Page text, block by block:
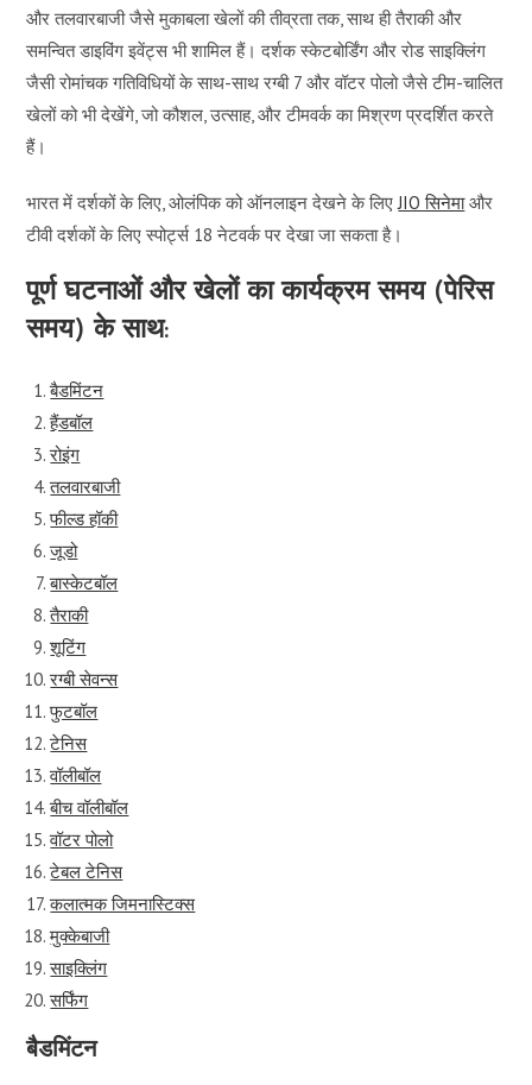
और तलवारबाजी जैसे मुकाबला खेलों की तीव्रता तक, साथ ही तैराकी और
समन्वित डाइविंग इवेंट्स भी शामिल हैं। दर्शक स्केटबोर्डिंग और रोड साइक्लिंग
जैसी रोमांचक गतिविधियों के साथ-साथ रग्बी 7 और वॉटर पोलो जैसे टीम-चालित
खेलों को भी देखेंगे, जो कौशल, उत्साह, और टीमवर्क का मिश्रण प्रदर्शित करते
हैं।
भारत में दर्शकों के लिए, ओलंपिक को ऑनलाइन देखने के लिएJIO सिनेमाऔर
टीवी दर्शकों के लिए स्पोर्ट्स 18 नेटवर्क पर देखा जा सकता है।
पूर्ण घटनाओं और खेलों का कार्यक्रम समय (पेरिस
समय) के साथ:
बैडमिंटन
हैंडबॉल
रोइंग
तलवारबाजी
फील्ड हॉकी
जूडो
बास्केटबॉल
तैराकी
शूटिंग
रग्बी सेवन्स
फुटबॉल
टेनिस
वॉलीबॉल
बीच वॉलीबॉल
वॉटर पोलो
टेबल टेनिस
कलात्मक जिमनास्टिक्स
मुक्केबाजी
साइक्लिंग
सर्फिंग
बैडमिंटन